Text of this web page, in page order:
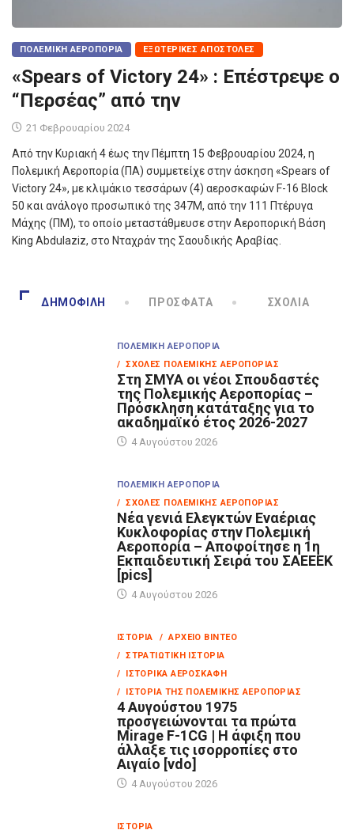
ΠΟΛΕΜΙΚΉ ΑΕΡΟΠΟΡΊΑ ΕΞΩΤΕΡΙΚΈΣ ΑΠΟΣΤΟΛΈΣ
«Spears of Victory 24» : Επέστρεψε ο
“Περσέας” από την
21 Φεβρουαρίου 2024
Από την Κυριακή 4 έως την Πέμπτη 15 Φεβρουαρίου 2024, η
Πολεμική Αεροπορία (ΠΑ) συμμετείχε στην άσκηση «Spears of
Victory 24», με κλιμάκιο τεσσάρων (4) αεροσκαφών F-16 Block
50 και ανάλογο προσωπικό της 347Μ, από την 111 Πτέρυγα
Μάχης (ΠΜ), το οποίο μεταστάθμευσε στην Αεροπορική Βάση
King Abdulaziz, στο Νταχράν της Σαουδικής Αραβίας.
ΔΗΜΟΦΙΛΉ ΠΡΌΣΦΑΤΑ ΣΧΌΛΙΑ
ΠΟΛΕΜΙΚΉ ΑΕΡΟΠΟΡΊΑ
/ ΣΧΟΛΈΣ ΠΟΛΕΜΙΚΉΣ ΑΕΡΟΠΟΡΊΑΣ
Στη ΣΜΥΑ οι νέοι Σπουδαστές
της Πολεμικής Αεροπορίας –
Πρόσκληση κατάταξης για το
ακαδημαϊκό έτος 2026-2027
4 Αυγούστου 2026
ΠΟΛΕΜΙΚΉ ΑΕΡΟΠΟΡΊΑ
/ ΣΧΟΛΈΣ ΠΟΛΕΜΙΚΉΣ ΑΕΡΟΠΟΡΊΑΣ
Νέα γενιά Ελεγκτών Εναέριας
Κυκλοφορίας στην Πολεμική
Αεροπορία – Αποφοίτησε η 1η
Εκπαιδευτική Σειρά του ΣΑΕΕΕΚ
[pics]
4 Αυγούστου 2026
ΙΣΤΟΡΊΑ
/ ΑΡΧΕΊΟ ΒΊΝΤΕΟ
/ ΣΤΡΑΤΙΩΤΙΚΉ ΙΣΤΟΡΊΑ
/ ΙΣΤΟΡΙΚΆ ΑΕΡΟΣΚΆΦΗ
/ ΙΣΤΟΡΊΑ ΤΗΣ ΠΟΛΕΜΙΚΉΣ ΑΕΡΟΠΟΡΊΑΣ
4 Αυγούστου 1975
προσγειώνονται τα πρώτα
Mirage F-1CG | Η άφιξη που
άλλαξε τις ισορροπίες στο
Αιγαίο [vdo]
4 Αυγούστου 2026
ΙΣΤΟΡΊΑ